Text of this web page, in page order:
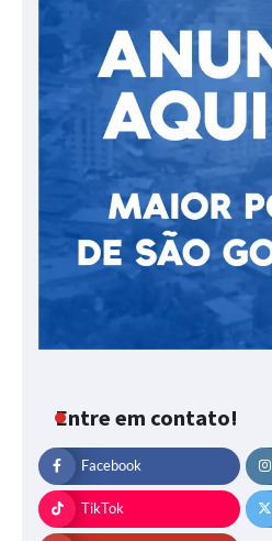
Entre em contato!
Facebook
TikTok